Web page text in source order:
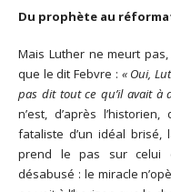
Du prophète au
Mais Luther ne meurt
que le dit Febvre : « Oui,
pas dit tout ce qu’il avait à
n’est, d’après
fataliste d’un idéal brisé,
prend le pas sur celui
désabusé : le miracle